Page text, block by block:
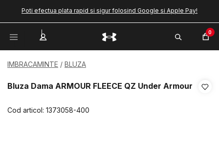
Poti efectua plata rapid si sigur folosind Google si Apple Pay!
0
IMBRACAMINTE BLUZA
Bluza Dama ARMOUR FLEECE QZ Under Armour
Cod articol: 1373058-400